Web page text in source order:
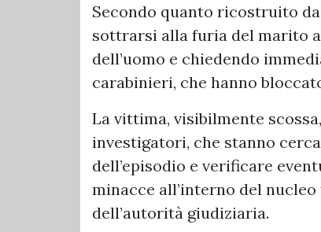
Secondo quanto ricostruito
sottrarsi alla furia del marito
dell’uomo e chiedendo
carabinieri, che hanno
La vittima, visibilmente
investigatori, che stanno
dell’episodio e verificare
minacce all’interno del
dell’autorità giudiziaria.